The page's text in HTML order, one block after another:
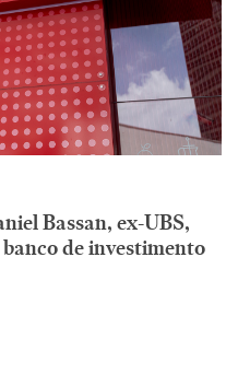
Bassan, ex-UBS,
de investimento